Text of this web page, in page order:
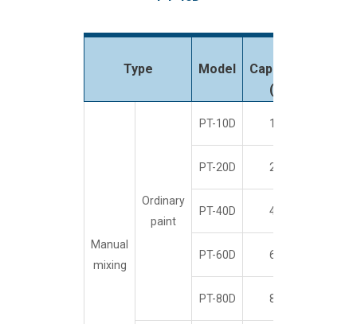
Type Model
Capacity
(l)
Manual
mixing
Ordinary
paint
PT-10D 10
PT-20D 20
PT-40D 40
PT-60D 60
PT-80D 80